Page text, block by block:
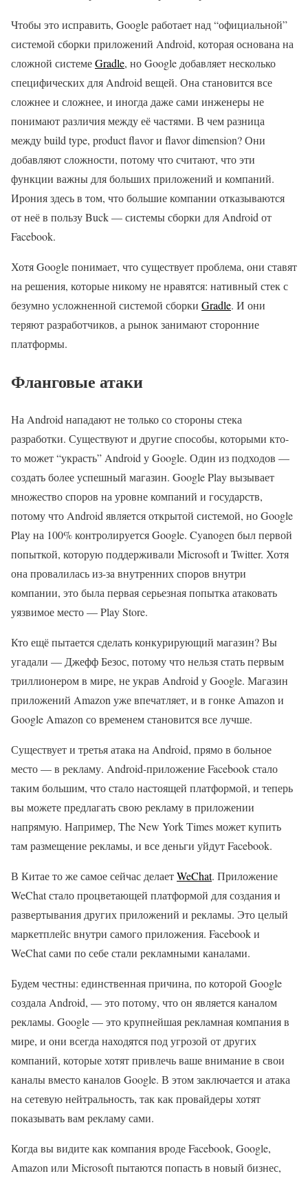
Чтобы это исправить, Google работает над “официальной”
системой сборки приложений Android, которая основана на
сложной системеGradle, но Google добавляет несколько
специфических для Android вещей. Она становится все
сложнее и сложнее, и иногда даже сами инженеры не
понимают различия между её частями. В чем разница
между build type, product flavor и flavor dimension? Они
добавляют сложности, потому что считают, что эти
функции важны для больших приложений и компаний.
Ирония здесь в том, что большие компании отказываются
от неё в пользу Buck — системы сборки для Android от
Facebook.
Хотя Google понимает, что существует проблема, они ставят
на решения, которые никому не нравятся: нативный стек с
безумно усложненной системой сборки Gradle. И они
теряют разработчиков, а рынок занимают сторонние
платформы.
Фланговые атаки
На Android нападают не только со стороны стека
разработки. Существуют и другие способы, которыми кто-
то может “украсть” Android у Google. Один из подходов —
создать более успешный магазин. Google Play вызывает
множество споров на уровне компаний и государств,
потому что Android является открытой системой, но Google
Play на 100% контролируется Google. Cyanogen был первой
попыткой, которую поддерживали Microsoft и Twitter. Хотя
она провалилась из-за внутренних споров внутри
компании, это была первая серьезная попытка атаковать
уязвимое место — Play Store.
Кто ещё пытается сделать конкурирующий магазин? Вы
угадали — Джефф Безос, потому что нельзя стать первым
триллионером в мире, не украв Android у Google. Магазин
приложений Amazon уже впечатляет, и в гонке Amazon и
Google Amazon со временем становится все лучше.
Существует и третья атака на Android, прямо в больное
место — в рекламу. Android-приложение Facebook стало
таким большим, что стало настоящей платформой, и теперь
вы можете предлагать свою рекламу в приложении
напрямую. Например, The New York Times может купить
там размещение рекламы, и все деньги уйдут Facebook.
В Китае то же самое сейчас делаетWeChat. Приложение
WeChat стало процветающей платформой для создания и
развертывания других приложений и рекламы. Это целый
маркетплейс внутри самого приложения. Facebook и
WeChat сами по себе стали рекламными каналами.
Будем честны: единственная причина, по которой Google
создала Android, — это потому, что он является каналом
рекламы. Google — это крупнейшая рекламная компания в
мире, и они всегда находятся под угрозой от других
компаний, которые хотят привлечь ваше внимание в свои
каналы вместо каналов Google. В этом заключается и атака
на сетевую нейтральность, так как провайдеры хотят
показывать вам рекламу сами.
Когда вы видите как компания вроде Facebook, Google,
Amazon или Microsoft пытаются попасть в новый бизнес,